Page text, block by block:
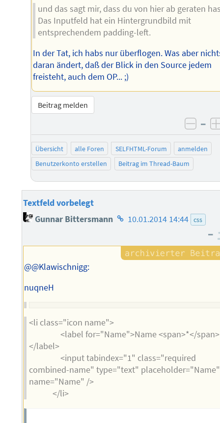
und das sagt mir, dass du von hier ab geraten
Das Inputfeld hat ein Hintergrundbild mit
entsprechendem padding-left.
In der Tat, ich habs nur überflogen. Was aber
daran ändert, daß der Blick in den Source jedem
freisteht, auch dem OP... ;)
Beitrag melden
–
Übersicht alle Foren SELFHTML-Forum
anmelden
Benutzerkonto erstellen
Beitrag im Thread-Baum
Textfeld vorbelegt
Gunnar Bittersmann Homepage
Autors
10.01.2014 14:44 css
–
@@Klawischnigg:
nuqneH
<li class="icon name">
<label for="Name">Name <span>*</span>
</label>
<input tabindex="1" class="required
combined-name" type="text" placeholder="Name"
name="Name" />
</li>